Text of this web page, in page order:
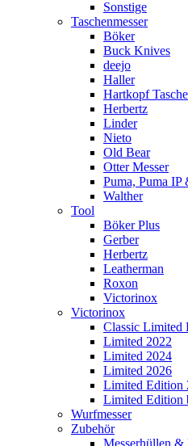
Sonstige
Taschenmesser
Böker
Buck Knives
deejo
Haller
Hartkopf
Herbertz
Linder
Nieto
Old Bear
Otter Messer
Puma, Puma IP
Walther
Tool
Böker Plus
Gerber
Herbertz
Leatherman
Roxon
Victorinox
Victorinox
Classic Limited
Limited 2022
Limited 2024
Limited 2026
Limited Edition
Limited Edition
Wurfmesser
Zubehör
Messerhüllen &